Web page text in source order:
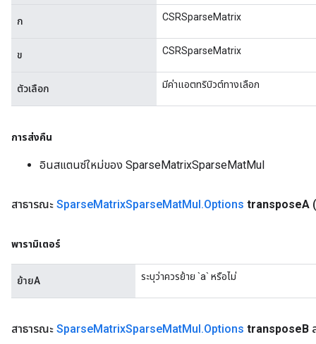
ก CSRSparseMatrix
ข CSRSparseMatrix
ตัวเลือก มีค่าแอตทริบิวต์ทางเลือก
การส่งคืน
อินสแตนซ์ใหม่ของ SparseMatrixSparseMatMul
สาธารณะ SparseMatrixSparseMatMul.Options transposeA
พารามิเตอร์
ย้ายA ระบุว่าควรย้าย `a` หรือไม่
สาธารณะ SparseMatrixSparseMatMul.Options transposeB